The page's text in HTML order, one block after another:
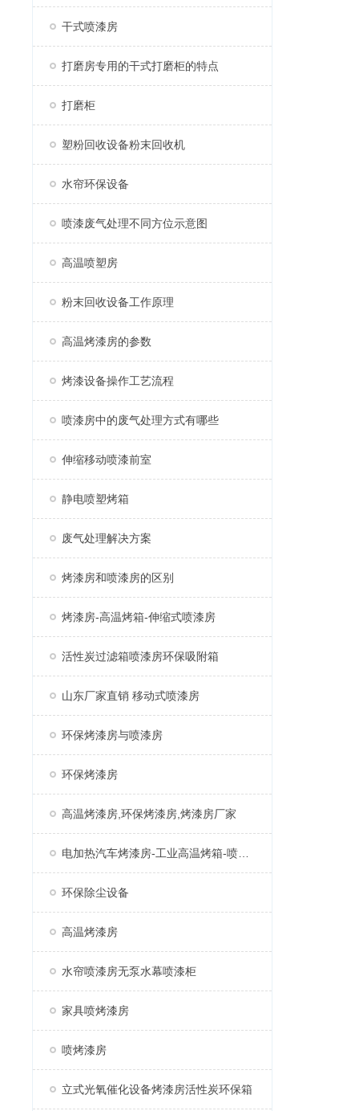
干式喷漆房
打磨房专用的干式打磨柜的特点
打磨柜
塑粉回收设备粉末回收机
水帘环保设备
喷漆废气处理不同方位示意图
高温喷塑房
粉末回收设备工作原理
高温烤漆房的参数
烤漆设备操作工艺流程
喷漆房中的废气处理方式有哪些
伸缩移动喷漆前室
静电喷塑烤箱
废气处理解决方案
烤漆房和喷漆房的区别
烤漆房-高温烤箱-伸缩式喷漆房
活性炭过滤箱喷漆房环保吸附箱
山东厂家直销 移动式喷漆房
环保烤漆房与喷漆房
环保烤漆房
高温烤漆房,环保烤漆房,烤漆房厂家
环保除尘设备
高温烤漆房
水帘喷漆房无泵水幕喷漆柜
家具喷烤漆房
喷烤漆房
立式光氧催化设备烤漆房活性炭环保箱